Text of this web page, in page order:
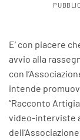
E’ con piacere
avvio alla
con
intende
“Racconto
video-interviste